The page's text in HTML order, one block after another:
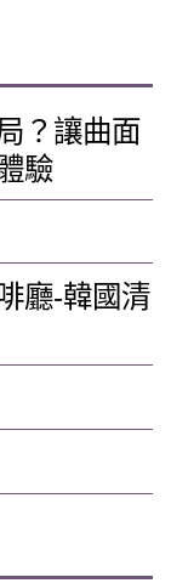
？讓曲面
驗
廳-韓國清